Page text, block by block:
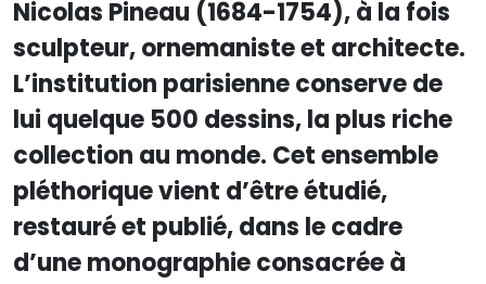
Nicolas Pineau (1684-1754), à la fois
sculpteur, ornemaniste et architecte.
L’institution parisienne conserve de
lui quelque 500 dessins, la plus riche
collection au monde. Cet ensemble
pléthorique vient d’être étudié,
restauré et publié, dans le cadre
d’une monographie consacrée à